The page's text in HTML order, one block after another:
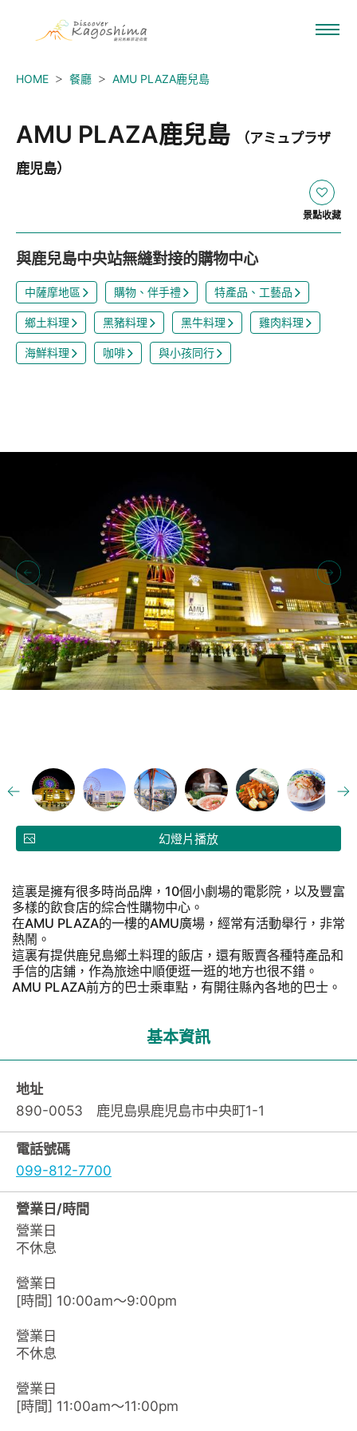
HOME 餐廳 AMU PLAZA鹿兒島
AMU PLAZA鹿兒島
（アミュプラザ
鹿児島）
景點收藏
與鹿兒島中央站無縫對接的購物中心
中薩摩地區 購物、伴手禮 特產品、工藝品
鄉土料理 黑豬料理 黑牛料理 雞肉料理
海鮮料理 咖啡 與小孩同行
幻燈片播放
這裏是擁有很多時尚品牌，10個小劇場的電影院，以及豐富
多樣的飲食店的綜合性購物中心。
在AMU PLAZA的一樓的AMU廣場，經常有活動舉行，非常
熱鬧。
這裏有提供鹿兒島鄉土料理的飯店，還有販賣各種特產品和
手信的店鋪，作為旅途中順便逛一逛的地方也很不錯。
AMU PLAZA前方的巴士乘車點，有開往縣內各地的巴士。
基本資訊
地址
890-0053 鹿児島県鹿児島市中央町1-1
電話號碼
099-812-7700
營業日/時間
營業日
不休息
營業日
[時間] 10:00am～9:00pm
營業日
不休息
營業日
[時間] 11:00am～11:00pm